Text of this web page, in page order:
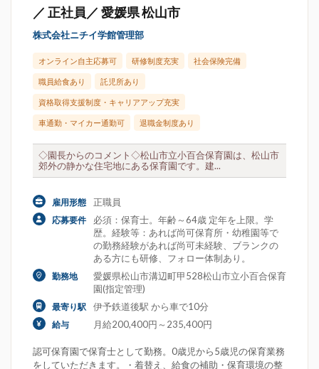
／ 正社員／ 愛媛県 松山市
株式会社ニチイ学館管理部
オンライン自主応募可 研修制度充実 社会保険完備
職員給食あり 託児所あり
資格取得支援制度・キャリアアップ充実
車通勤・マイカー通勤可 退職金制度あり
◇園長からのコメント◇松山市立小百合保育園は、松山市
郊外の静かな住宅地にある保育園です。建...
雇用形態 正職員
応募要件
必須：保育士。年齢～64歳 定年を上限。学
歴。経験等：あれば尚可保育所・幼稚園等で
の勤務経験があれば尚可未経験、ブランクの
ある方にも研修、フォロー体制あり。
勤務地
愛媛県松山市溝辺町甲528松山市立小百合保育
園(指定管理)
最寄り駅 伊予鉄道後駅 から車で10分
給与 月給200,400円～235,400円
認可保育園で保育士として勤務。0歳児から5歳児の保育業務
をしていただきます。・着替え、給食の補助・保育環境の整